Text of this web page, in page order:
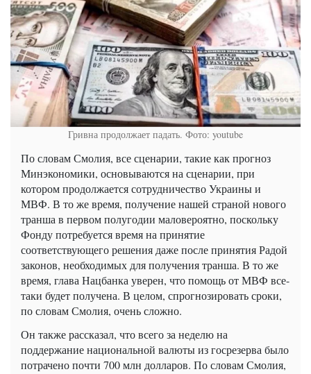
Гривна продолжает падать. Фото: youtube
По словам Смолия, все сценарии, такие как прогноз
Минэкономики, основываются на сценарии, при
котором продолжается сотрудничество Украины и
МВФ. В то же время, получение нашей страной нового
транша в первом полугодии маловероятно, поскольку
Фонду потребуется время на принятие
соответствующего решения даже после принятия Радой
законов, необходимых для получения транша. В то же
время, глава Нацбанка уверен, что помощь от МВФ все-
таки будет получена. В целом, спрогнозировать сроки,
по словам Смолия, очень сложно.
Он также рассказал, что всего за неделю на
поддержание национальной валюты из госрезерва было
потрачено почти 700 млн долларов. По словам Смолия,